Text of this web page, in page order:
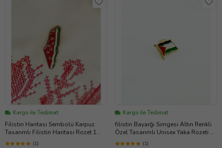
Kargo ile Teslimat
Filistin Haritası Sembolü Karpuz
Tasarımlı Filistin Haritası Rozet 1
adet A300005
(1)
Kargo ile Teslimat
filistin Bayarğı Simgesi Altın Renkli
Özel Tasarımlı Unisex Yaka Rozeti 1
Adet A300006
(1)